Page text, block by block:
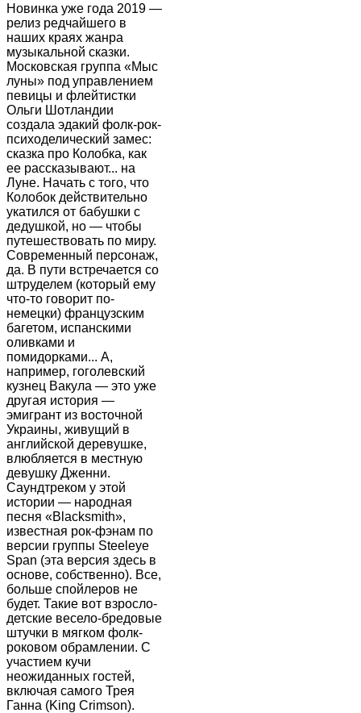
Новинка уже года 2019 —
релиз редчайшего в
наших краях жанра
музыкальной сказки.
Московская группа «Мыс
луны» под управлением
певицы и флейтистки
Ольги Шотландии
создала эдакий фолк-рок-
психоделический замес:
сказка про Колобка, как
ее рассказывают... на
Луне. Начать с того, что
Колобок действительно
укатился от бабушки с
дедушкой, но — чтобы
путешествовать по миру.
Современный персонаж,
да. В пути встречается со
штруделем (который ему
что-то говорит по-
немецки) французским
багетом, испанскими
оливками и
помидорками... А,
например, гоголевский
кузнец Вакула — это уже
другая история —
эмигрант из восточной
Украины, живущий в
английской деревушке,
влюбляется в местную
девушку Дженни.
Саундтреком у этой
истории — народная
песня «Blacksmith»,
известная рок-фэнам по
версии группы Steeleye
Span (эта версия здесь в
основе, собственно). Все,
больше спойлеров не
будет. Такие вот взросло-
детские весело-бредовые
штучки в мягком фолк-
роковом обрамлении. С
участием кучи
неожиданных гостей,
включая самого Трея
Ганна (King Crimson).